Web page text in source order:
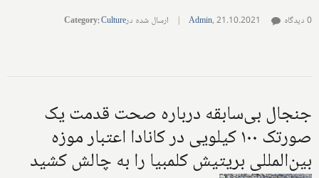
Admin,21.10.2021
| ارسال شده در Category:Culture 0 دیدگاه
جنجال بی‌سابقه درباره صحت قدمت یک
صورتک ۱۰۰ کیلویی در کانادا اعتبار موزه
بین‌المللی بریتیش کلمبیا را به چالش کشید